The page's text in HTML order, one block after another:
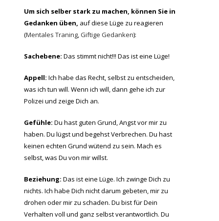
Um sich selber stark zu machen, können Sie in
Gedanken üben, auf diese Lüge zu reagieren
(Mentales Traning,Giftige Gedanken):
Sachebene: Das stimmt nicht!!! Das ist eine Lüge!
Appell: Ich habe das Recht, selbst zu entscheiden,
was ich tun will. Wenn ich will, dann gehe ich zur
Polizei und zeige Dich an.
Gefühle: Du hast guten Grund, Angst vor mir zu
haben. Du lügst und begehst Verbrechen. Du hast
keinen echten Grund wütend zu sein. Mach es
selbst, was Du von mir willst.
Beziehung: Das ist eine Lüge. Ich zwinge Dich zu
nichts. Ich habe Dich nicht darum gebeten, mir zu
drohen oder mir zu schaden. Du bist für Dein
Verhalten voll und ganz selbst verantwortlich. Du